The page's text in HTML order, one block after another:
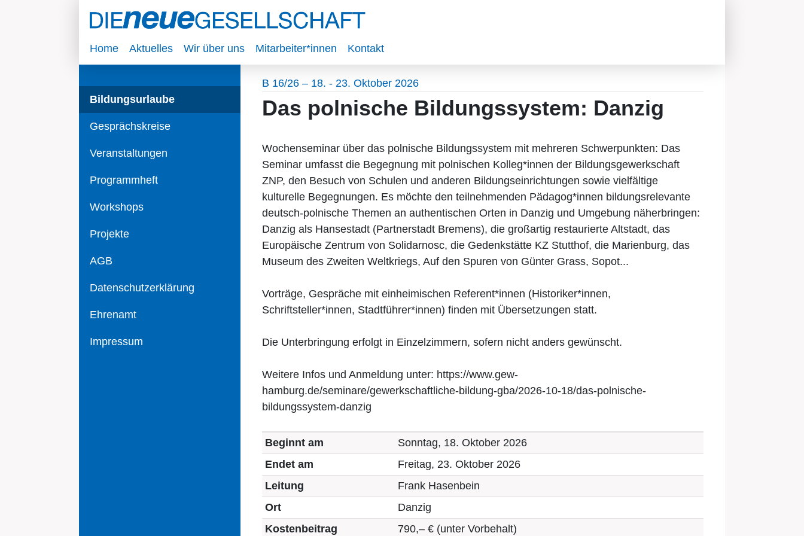
Home Aktuelles Wir über uns Mitarbeiter*innen Kontakt
Bildungsurlaube
Gesprächskreise
Veranstaltungen
Programmheft
Workshops
Projekte
AGB
Datenschutzerklärung
Ehrenamt
Impressum
B 16/26 – 18. - 23. Oktober 2026
Das polnische Bildungssystem: Danzig
Wochenseminar über das polnische Bildungssystem mit mehreren Schwerpunkten: Das
Seminar umfasst die Begegnung mit polnischen Kolleg*innen der Bildungsgewerkschaft
ZNP, den Besuch von Schulen und anderen Bildungseinrichtungen sowie vielfältige
kulturelle Begegnungen. Es möchte den teilnehmenden Pädagog*innen bildungsrelevante
deutsch-polnische Themen an authentischen Orten in Danzig und Umgebung näherbringen:
Danzig als Hansestadt (Partnerstadt Bremens), die großartig restaurierte Altstadt, das
Europäische Zentrum von Solidarnosc, die Gedenkstätte KZ Stutthof, die Marienburg, das
Museum des Zweiten Weltkriegs, Auf den Spuren von Günter Grass, Sopot...
Vorträge, Gespräche mit einheimischen Referent*innen (Historiker*innen,
Schriftsteller*innen, Stadtführer*innen) finden mit Übersetzungen statt.
Die Unterbringung erfolgt in Einzelzimmern, sofern nicht anders gewünscht.
Weitere Infos und Anmeldung unter: https://www.gew-
hamburg.de/seminare/gewerkschaftliche-bildung-gba/2026-10-18/das-polnische-
bildungssystem-danzig
Beginnt am
Sonntag, 18. Oktober 2026
Endet am
Freitag, 23. Oktober 2026
Leitung
Frank Hasenbein
Ort
Danzig
Kostenbeitrag
790,– € (unter Vorbehalt)